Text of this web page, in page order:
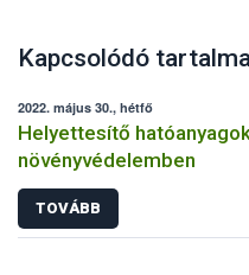
Kapcsolódó
2022. május 30., hétfő
Helyettesítő
növényvédelemben
TOVÁBB